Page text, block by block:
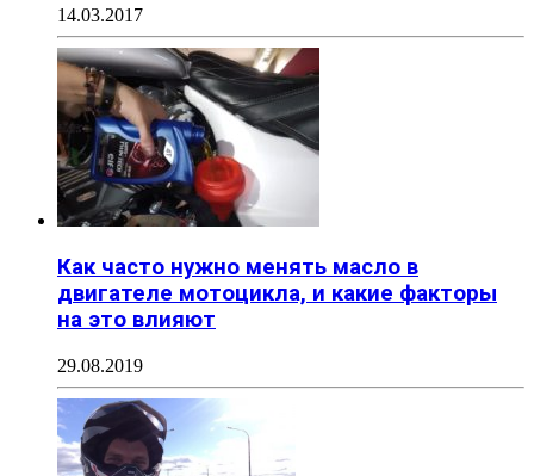
14.03.2017
Как часто нужно менять масло в
двигателе мотоцикла, и какие факторы
на это влияют
29.08.2019